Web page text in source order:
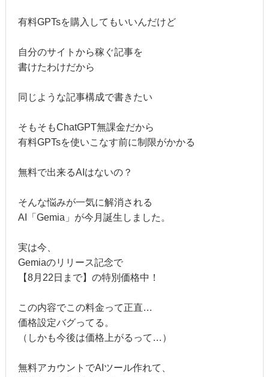
有料GPTsを購入してもいいんだけど
自分のサイトから稼ぐ記事を
書けたわけだから
同じような記事構成で書きたい
そもそもChatGPT無課金だから
有料GPTsを使いこなす前に制限がかかる
無料で出来るAIはないの？
そんな悩みが一気に解消される
AI「Gemia」が今月誕生しました。
実は今、
Gemiaのリリース記念で
【8月22日まで】の特別価格中！
この内容でこの料金って正直…
価格設定バグってる。
（しかも今後は価格上がるって…）
無料アカウントでAIツール作れて、